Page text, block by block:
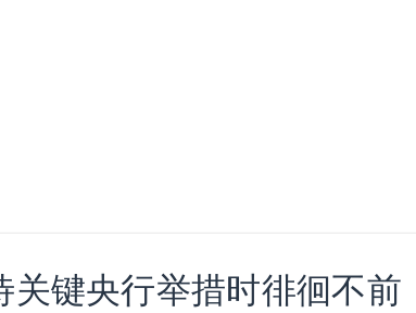
键央行举措时徘徊不前